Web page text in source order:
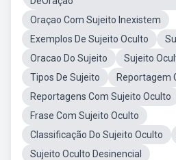
Oraçao Com Sujeito Inexistem
Exemplos De Sujeito Oculto
Oracao Do Sujeito
Sujeito
Tipos De Sujeito
Reportagem
Reportagens Com Sujeito Oculto
Frase Com Sujeito Oculto
Classificação Do Sujeito Oculto
Sujeito Oculto Desinencial